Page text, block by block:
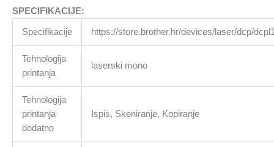
SPECIFIKACIJE:
Specifikacije https://store.brother.hr/devices/laser/dcp/
Tehnologija
printanja
laserski mono
Tehnologija
printanja
dodatno
Ispis, Skeniranje, Kopiranje